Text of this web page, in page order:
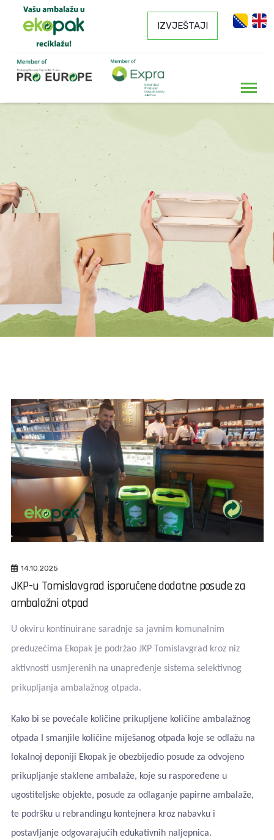
IZVJEŠTAJI
14.10.2025
JKP-u Tomislavgrad isporučene dodatne posude za
ambalažni otpad
U okviru kontinuirane saradnje sa javnim komunalnim
preduzećima Ekopak je podržao JKP Tomislavgrad kroz niz
aktivnosti usmjerenih na unapređenje sistema selektivnog
prikupljanja ambalažnog otpada.
Kako bi se povećale količine prikupljene količine ambalažnog
otpada I smanjile količine miješanog otpada koje se odlažu na
lokalnoj deponiji Ekopak je obezbijedio posude za odvojeno
prikupljanje staklene ambalaže, koje su raspoređene u
ugostiteljske objekte, posude za odlaganje papirne ambalaže,
te podršku u rebrandingu kontejnera kroz nabavku i
postavljanje odgovarajućih edukativnih naljepnica.